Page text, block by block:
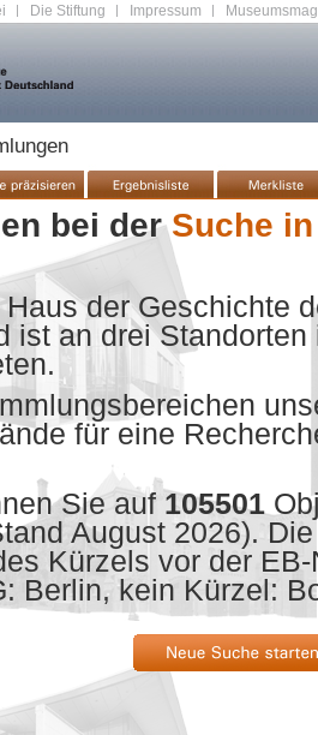
| Die Stiftung | Impressum |
bei derSuche
der Geschichte
ist an drei
für eine
Sie auf 105501
August 2026).
Kürzels vor der
Berlin, kein Kürzel: